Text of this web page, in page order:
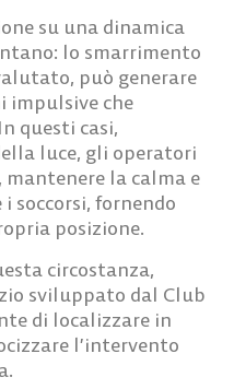
su una dinamica
lo smarrimento
può generare
impulsive che
questi casi,
luce, gli operatori
mantenere la calma e
soccorsi, fornendo
posizione.
circostanza,
sviluppato dal Club
di localizzare in
l’intervento